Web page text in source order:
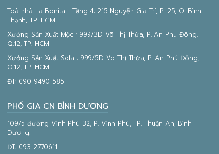
Toà nhà La Bonita - Tầng 4: 215 Nguyễn Gia Trí, P. 25, Q. Bình
Thạnh, TP. HCM
Xưởng Sản Xuất Mộc : 999/3D Võ Thị Thừa, P. An Phú Đông,
Q.12, TP. HCM
Xưởng Sản Xuất Sofa : 999/5D Võ Thị Thừa, P. An Phú Đông,
Q.12, TP. HCM
ĐT: 090 9490 585
PHỐ GIA CN BÌNH DƯƠNG
109/5 đường Vĩnh Phú 32, P. Vĩnh Phú, TP. Thuận An, Bình
Dương.
ĐT: 093 2770611